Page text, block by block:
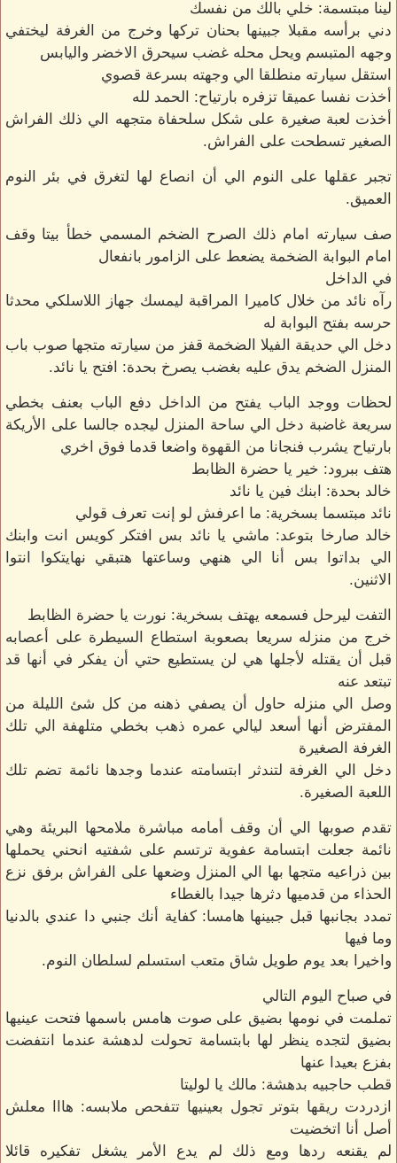
لينا مبتسمة: خلي بالك من نفسك
دني برأسه مقبلا جبينها بحنان تركها وخرج من الغرفة ليختفي
وجهه المتبسم ويحل محله غضب سيحرق الاخضر واليابس
استقل سيارته منطلقا الي وجهته بسرعة قصوي
أخذت نفسا عميقا تزفره بارتياح: الحمد لله
أخذت لعبة صغيرة على شكل سلحفاة متجهه الي ذلك الفراش
الصغير تسطحت على الفراش.
تجبر عقلها على النوم الي أن انصاع لها لتغرق في بئر النوم
العميق.
صف سيارته امام ذلك الصرح الضخم المسمي خطأ بيتا وقف
امام البوابة الضخمة يضعط على الزامور بانفعال
في الداخل
رآه نائد من خلال كاميرا المراقبة ليمسك جهاز اللاسلكي محدثا
حرسه بفتح البوابة له
دخل الي حديقة الفيلا الضخمة قفز من سيارته متجها صوب باب
المنزل الضخم يدق عليه بغضب يصرخ بحدة: افتح يا نائد.
لحظات ووجد الباب يفتح من الداخل دفع الباب بعنف بخطي
سريعة غاضبة دخل الي ساحة المنزل ليجده جالسا على الأريكة
بارتياح يشرب فنجانا من القهوة واضعا قدما فوق اخري
هتف ببرود: خير يا حضرة الظابط
خالد بحدة: ابنك فين يا نائد
نائد مبتسما بسخرية: ما اعرفش لو إنت تعرف قولي
خالد صارخا بتوعد: ماشي يا نائد بس افتكر كويس انت وابنك
الي بداتوا بس أنا الي هنهي وساعتها هتبقي نهايتكوا انتوا
الاثنين.
التفت ليرحل فسمعه يهتف بسخرية: نورت يا حضرة الظابط
خرج من منزله سريعا بصعوبة استطاع السيطرة على أعصابه
قبل أن يقتله لأجلها هي لن يستطيع حتي أن يفكر في أنها قد
تبتعد عنه
وصل الي منزله حاول أن يصفي ذهنه من كل شئ الليلة من
المفترض أنها أسعد ليالي عمره ذهب بخطي متلهفة الي تلك
الغرفة الصغيرة
دخل الي الغرفة لتندثر ابتسامته عندما وجدها نائمة تضم تلك
اللعبة الصغيرة.
تقدم صوبها الي أن وقف أمامه مباشرة ملامحها البريئة وهي
نائمة جعلت ابتسامة عفوية ترتسم على شفتيه انحني يحملها
بين ذراعيه متجها بها الي المنزل وضعها على الفراش برفق نزع
الحذاء من قدميها دثرها جيدا بالغطاء
تمدد بجانبها قبل جبينها هامسا: كفاية أنك جنبي دا عندي بالدنيا
وما فيها
واخيرا بعد يوم طويل شاق متعب استسلم لسلطان النوم.
في صباح اليوم التالي
تملمت في نومها بضيق على صوت هامس باسمها فتحت عينيها
بضيق لتجده ينظر لها بابتسامة تحولت لدهشة عندما انتفضت
بفزع بعيدا عنها
قطب حاجبيه بدهشة: مالك يا لوليتا
ازدردت ريقها بتوتر تجول بعينيها تتفحص ملابسه: هااا معلش
أصل أنا اتخضيت
لم يقنعه ردها ومع ذلك لم يدع الأمر يشغل تفكيره قائلا